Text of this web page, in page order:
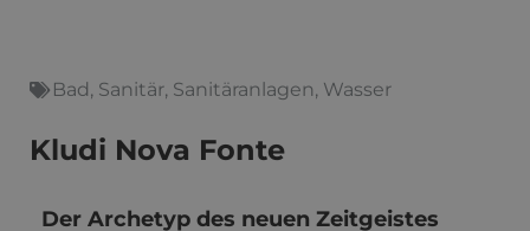
Bad, Sanitär, Sanitäranlagen, Wasser
Kludi Nova Fonte
Der Archetyp des neuen Zeitgeistes